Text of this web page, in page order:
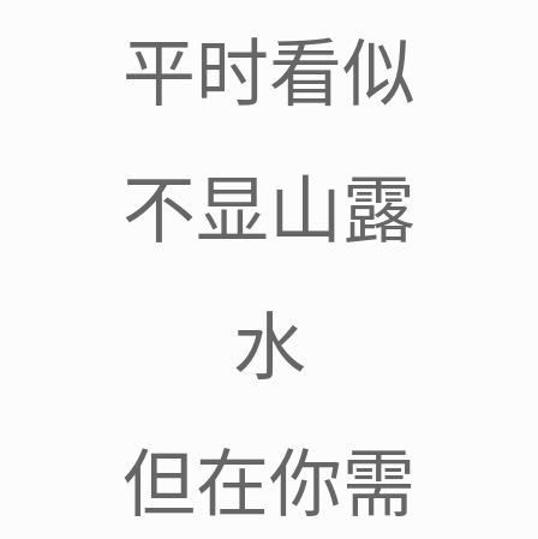
平时看似
不显山露
水
但在你需